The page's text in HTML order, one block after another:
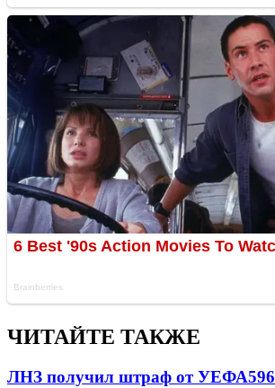
ЧИТАЙТЕ ТАКЖЕ
ЛНЗ получил штраф от УЕФА596